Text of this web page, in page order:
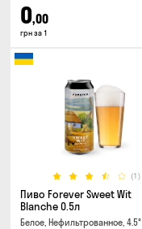
0,00
грн за 1
(1)
Пиво Forever Sweet Wit
Blanche 0.5л
Белое, Нефильтрованное, 4.5°